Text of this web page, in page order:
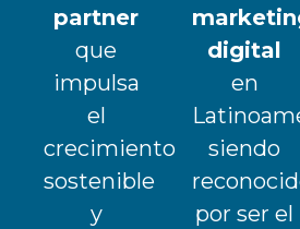
partner
que
impulsa
el
crecimiento
sostenible
y
digital
en
siendo
por ser el